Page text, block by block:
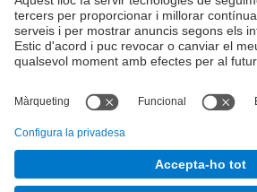
Llista Xarxes Socials
© UPCInstitut de Ciències de l'Educació